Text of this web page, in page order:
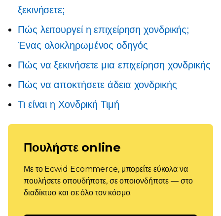
ξεκινήσετε;
Πώς λειτουργεί η επιχείρηση χονδρικής;
Ένας ολοκληρωμένος οδηγός
Πώς να ξεκινήσετε μια επιχείρηση χονδρικής
Πώς να αποκτήσετε άδεια χονδρικής
Τι είναι η Χονδρική Τιμή
Πουλήστε online
Με το Ecwid Ecommerce, μπορείτε εύκολα να
πουλήσετε οπουδήποτε, σε οποιονδήποτε — στο
διαδίκτυο και σε όλο τον κόσμο.